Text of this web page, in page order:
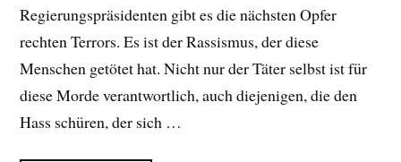
Regierungspräsidenten gibt es die nächsten Opfer
rechten Terrors. Es ist der Rassismus, der diese
Menschen getötet hat. Nicht nur der Täter selbst ist für
diese Morde verantwortlich, auch diejenigen, die den
Hass schüren, der sich …